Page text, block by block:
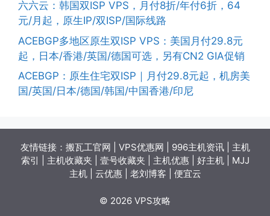
六六云：韩国双ISP VPS，月付8折/年付6折，64
元/月起，原生IP/双ISP/国际线路
ACEBGP多地区原生双ISP VPS：美国月付29.8元
起，日本/香港/英国/德国可选，另有CN2 GIA促销
ACEBGP：原生住宅双ISP｜月付29.8元起，机房美
国/英国/日本/德国/韩国/中国香港/印尼
友情链接： 搬瓦工官网 VPS优惠网 996主机资讯| 主机
索引
主机收藏夹 壹号收藏夹 主机优惠| 好主机| MJJ
主机| 云优惠| 老刘博客 便宜云
© 2026 VPS攻略